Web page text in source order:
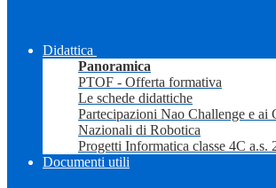
Didattica
Panoramica
PTOF - Offerta formativa
Le schede didattiche
Partecipazioni Nao Challenge e ai
Nazionali di Robotica
Progetti Informatica classe 4C a.s.
Documenti utili